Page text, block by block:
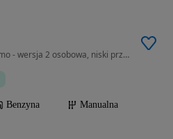
1360 cm3 • 75 KM • Citroen Nemo - wersja 2 osobowa, niski przebieg, FVAT
Benzyna
Manualna